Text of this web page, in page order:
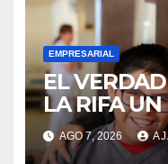
EMPRESARIAL
EL
LA RIFA
AMIGOS
MAÑANA
AGO 7, 2026